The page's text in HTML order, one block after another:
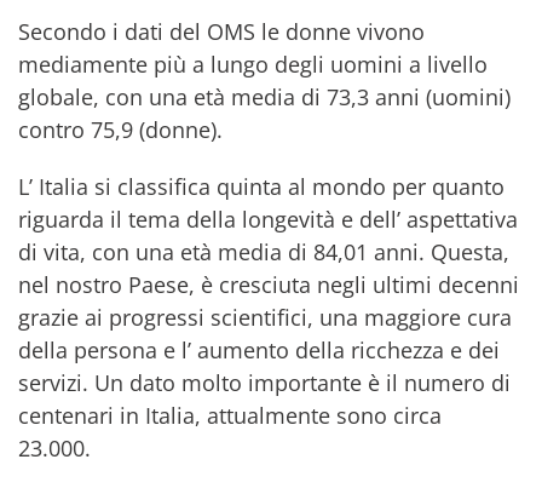
Secondo i dati del OMS le donne vivono
mediamente più a lungo degli uomini a livello
globale, con una età media di 73,3 anni (uomini)
contro 75,9 (donne).
L’ Italia si classifica quinta al mondo per quanto
riguarda il tema della longevità e dell’ aspettativa
di vita, con una età media di 84,01 anni. Questa,
nel nostro Paese, è cresciuta negli ultimi decenni
grazie ai progressi scientifici, una maggiore cura
della persona e l’ aumento della ricchezza e dei
servizi. Un dato molto importante è il numero di
centenari in Italia, attualmente sono circa
23.000.